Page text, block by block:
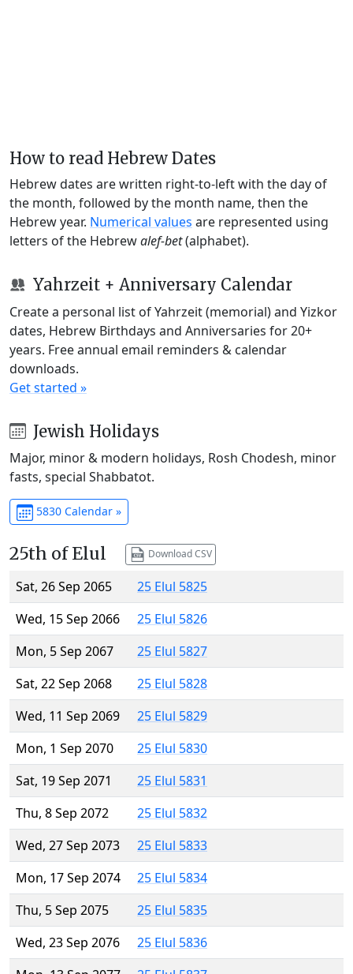
How to read Hebrew Dates
Hebrew dates are written right-to-left with the day of
the month, followed by the month name, then the
Hebrew year. Numerical values are represented using
letters of the Hebrewalef-bet(alphabet).
Yahrzeit + Anniversary Calendar
Create a personal list of Yahrzeit (memorial) and Yizkor
dates, Hebrew Birthdays and Anniversaries for 20+
years. Free annual email reminders & calendar
downloads.
Get started »
Jewish Holidays
Major, minor & modern holidays, Rosh Chodesh, minor
fasts, special Shabbatot.
5830 Calendar »
25th of Elul Download CSV
Sat, 26 Sep 2065
25 Elul 5825
Wed, 15 Sep 2066
25 Elul 5826
Mon, 5 Sep 2067
25 Elul 5827
Sat, 22 Sep 2068
25 Elul 5828
Wed, 11 Sep 2069
25 Elul 5829
Mon, 1 Sep 2070
25 Elul 5830
Sat, 19 Sep 2071
25 Elul 5831
Thu, 8 Sep 2072
25 Elul 5832
Wed, 27 Sep 2073
25 Elul 5833
Mon, 17 Sep 2074
25 Elul 5834
Thu, 5 Sep 2075
25 Elul 5835
Wed, 23 Sep 2076
25 Elul 5836